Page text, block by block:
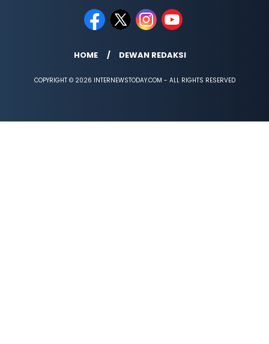
HOME DEWAN REDAKSI
COPYRIGHT © 2026 INTERNEWSTODAY.COM - ALL RIGHTS RESERVED